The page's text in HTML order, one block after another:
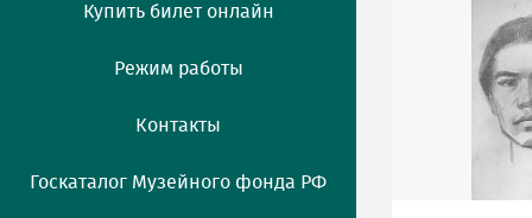
Купить билет онлайн
Режим работы
Контакты
Госкаталог Музейного фонда РФ